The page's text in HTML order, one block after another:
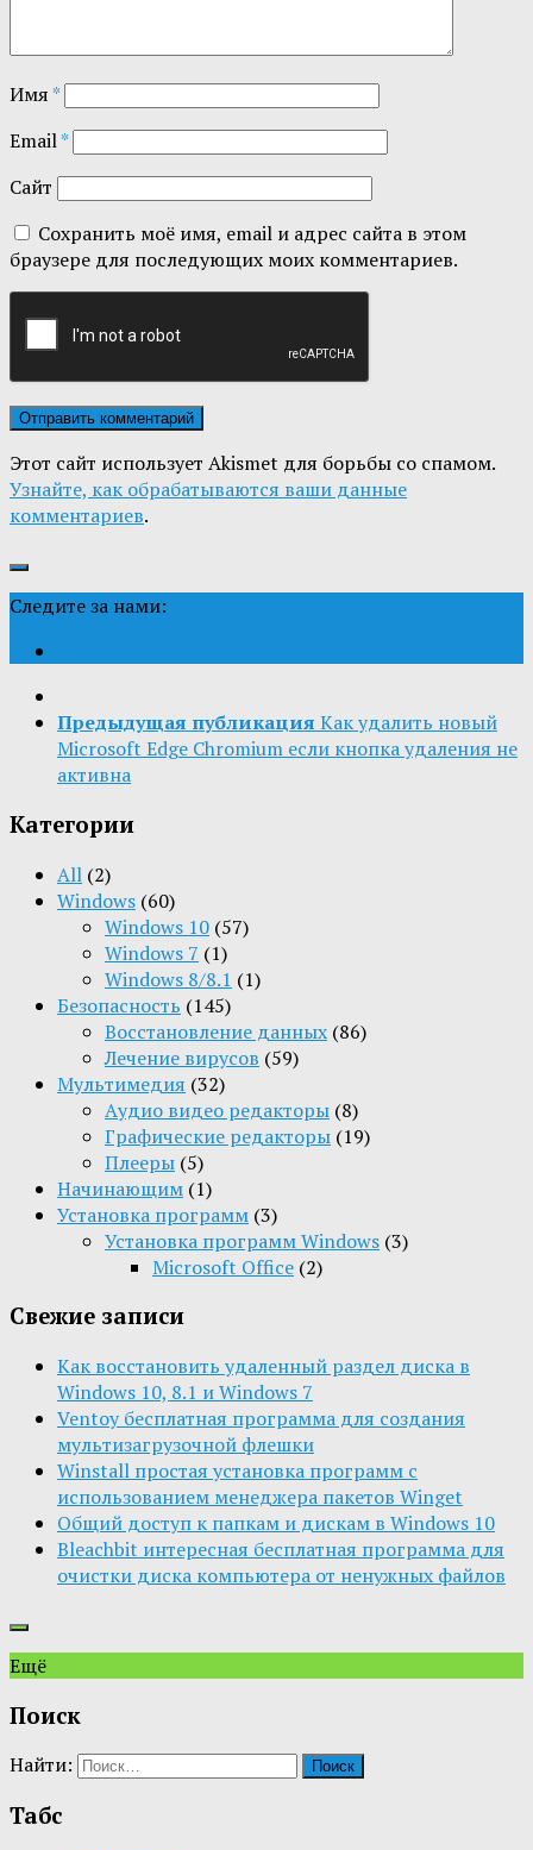
Имя*
Email*
Сайт
Сохранить моё имя, email и адрес сайта в этом
браузере для последующих моих комментариев.
Этот сайт использует Akismet для борьбы со спамом.
Узнайте, как обрабатываются ваши данные
комментариев.
Следите за нами:
Предыдущая публикация Как удалить новый
Microsoft Edge Chromium если кнопка удаления не
активна
Категории
All (2)
Windows (60)
Windows 10 (57)
Windows 7 (1)
Windows 8/8.1 (1)
Безопасность (145)
Восстановление данных (86)
Лечение вирусов (59)
Мультимедия (32)
Aудио видео редакторы (8)
Графические редакторы (19)
Плееры (5)
Начинающим (1)
Установка программ (3)
Установка программ Windows (3)
Microsoft Office (2)
Свежие записи
Как восстановить удаленный раздел диска в
Windows 10, 8.1 и Windows 7
Ventoy бесплатная программа для создания
мультизагрузочной флешки
Winstall простая установка программ с
использованием менеджера пакетов Winget
Общий доступ к папкам и дискам в Windows 10
Bleachbit интересная бесплатная программа для
очистки диска компьютера от ненужных файлов
Ещё
Поиск
Найти:
Табс